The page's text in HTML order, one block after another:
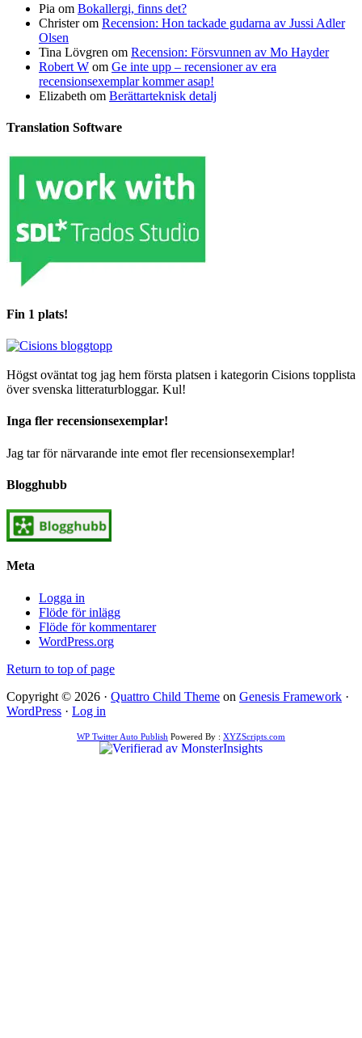
Pia om Bokallergi, finns det?
Christerom Recension: Hon tackade gudarna av Jussi Adler
Olsen
Tina Lövgren om Recension: Försvunnen av Mo Hayder
Robert W om Ge inte upp – recensioner av era
recensionsexemplar kommer asap!
Elizabeth om Berättarteknisk detalj
Translation Software
Fin 1 plats!
Högst oväntat tog jag hem första platsen i kategorin Cisions topplista
över svenska litteraturbloggar. Kul!
Inga fler recensionsexemplar!
Jag tar för närvarande inte emot fler recensionsexemplar!
Blogghubb
Meta
Logga in
Flöde för inlägg
Flöde för kommentarer
WordPress.org
Return to top of page
Copyright © 2026 · Quattro Child Theme on Genesis Framework ·
WordPress · Log in
WP Twitter Auto Publish Powered By : XYZScripts.com